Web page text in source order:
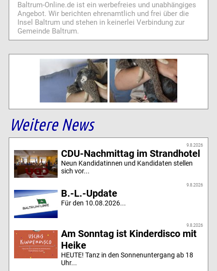
Baltrum-Online.de ist ein werbefreies und unabhängiges
Angebot. Wir berichten ehrenamtlich und frei über die
Insel Baltrum und stehen in keinerlei Verbindung zur
Gemeinde Baltrum.
Weitere News
9.8.2026
CDU-Nachmittag im Strandhotel
Neun Kandidatinnen und Kandidaten stellen
sich vor...
9.8.2026
B.-L.-Update
Für den 10.08.2026...
9.8.2026
Am Sonntag ist Kinderdisco mit
Heike
HEUTE! Tanz in den Sonnenuntergang ab 18
Uhr...